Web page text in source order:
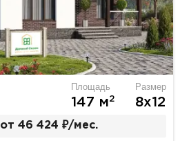
Площадь
147 м2
Размер
8х12
от 46 424 ₽/мес.